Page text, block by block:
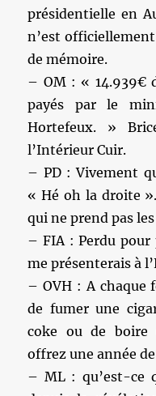
présidentielle en
n’est
de mémoire.
– OM : « 14.939€
payés par le
Hortefeux. »
l’Intérieur Cuir.
– PD : Vivement
« Hé oh la droite
qui ne prend pas
– FIA : Perdu pour
me présenterais à
– OVH : A chaque
de fumer une
coke ou de boire
offrez une année
– ML : qu’est-ce